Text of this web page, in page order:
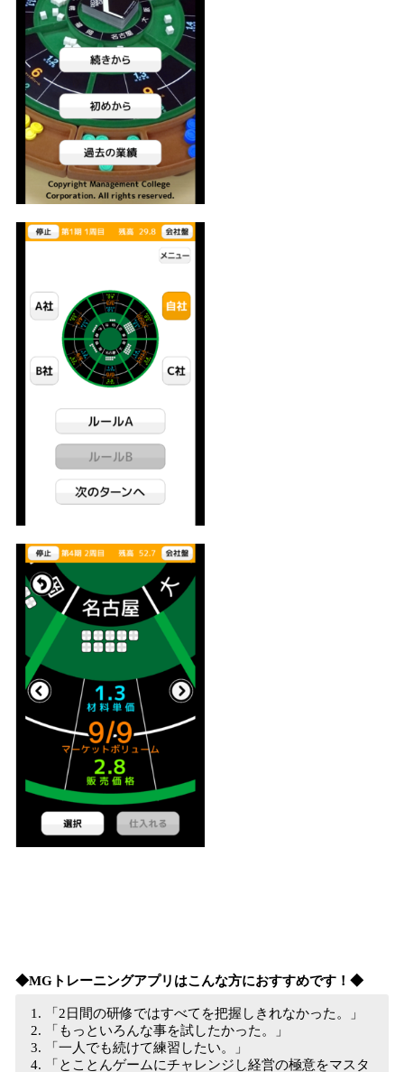
◆MGトレーニングアプリはこんな方におすすめです！◆
「2日間の研修ではすべてを把握しきれなかった。」
「もっといろんな事を試したかった。」
「一人でも続けて練習したい。」
「とことんゲームにチャレンジし経営の極意をマスタ